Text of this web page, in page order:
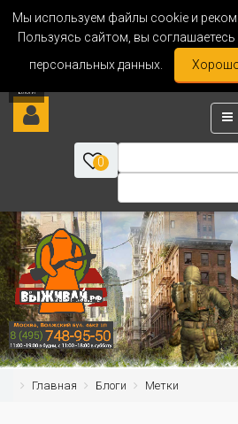
Мы используем файлы cookie и
Пользуясь сайтом, вы
персональных данных.
0
Главная Блоги Метки